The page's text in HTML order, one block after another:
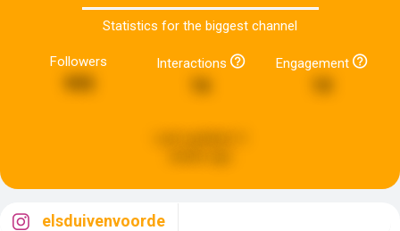
Statistics for the biggest channel
Followers Interactions Engagement
elsduivenvoorde